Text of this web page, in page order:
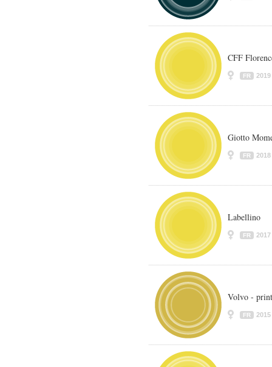
CFF
FR 2019
Giotto
FR 2018
Labellino
FR 2017
Volvo -
FR 2015